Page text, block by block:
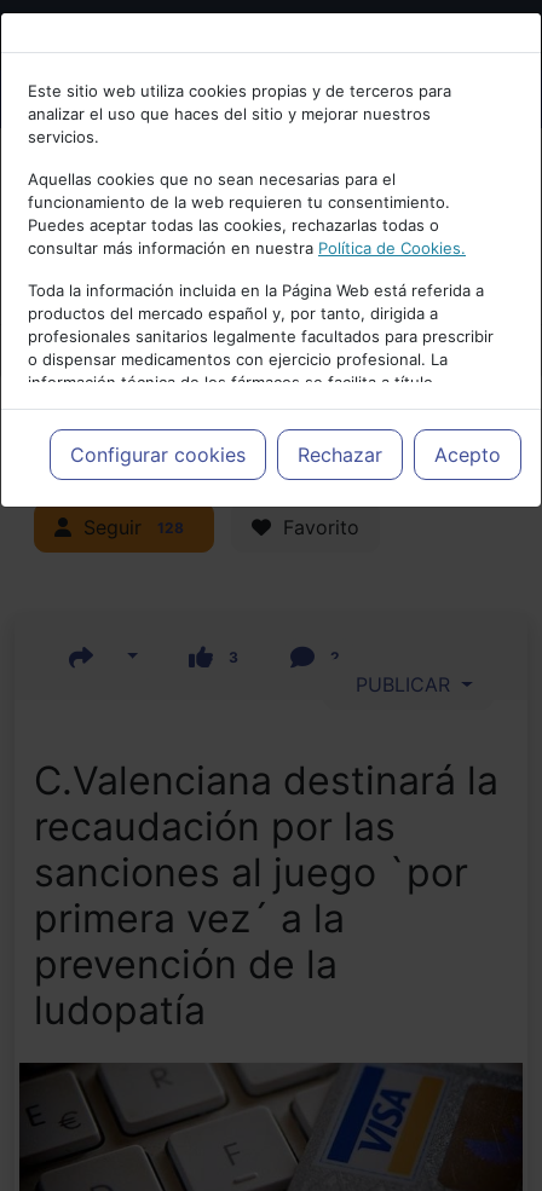
Bienvenid@ a psiquiatria.com
Escribe tu Email
Accede o regístrate con tu email.
Cancelar
Este sitio web utiliza cookies propias y de terceros para
analizar el uso que haces del sitio y mejorar nuestros
servicios.
Aquellas cookies que no sean necesarias para el
funcionamiento de la web requieren tu consentimiento.
Puedes aceptar todas las cookies, rechazarlas todas o
consultar más información en nuestra Política de Cookies.
Toda la información incluida en la Página Web está referida a
productos del mercado español y, por tanto, dirigida a
profesionales sanitarios legalmente facultados para prescribir
o dispensar medicamentos con ejercicio profesional. La
información técnica de los fármacos se facilita a título
meramente informativo, siendo responsabilidad de los
profesionales facultados prescribir medicamentos y decidir, en
cada caso concreto, el tratamiento más adecuado a las
necesidades del paciente.
Configurar cookies Rechazar Acepto
Actualidad y Artículos|Adicciones y
trastornos por consumo
Seguir 128 Favorito
3 2
PUBLICAR
C.Valenciana destinará la
recaudación por las
sanciones al juego `por
primera vez´ a la
prevención de la
ludopatía